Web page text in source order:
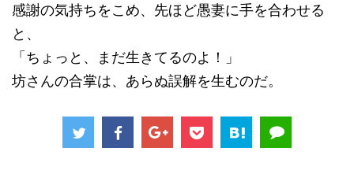
感謝の気持ちをこめ、先ほど愚妻に手を合わせる
と、
「ちょっと、まだ生きてるのよ！」
坊さんの合掌は、あらぬ誤解を生むのだ。